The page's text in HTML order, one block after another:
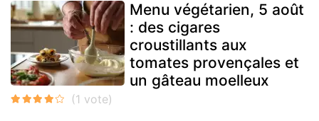
Menu végétarien, 5 août
: des cigares
croustillants aux
tomates provençales et
un gâteau moelleux